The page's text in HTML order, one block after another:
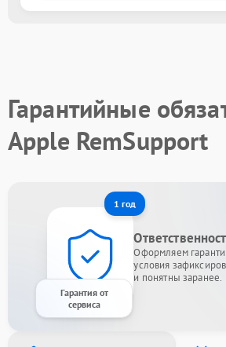
Гарантийные
Apple RemSupport
1 год
Гарантия от
сервиса
Оформляем
условия
и понятны заранее.